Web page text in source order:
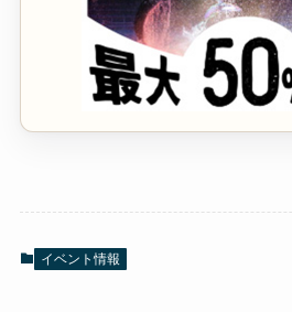
イベント情報